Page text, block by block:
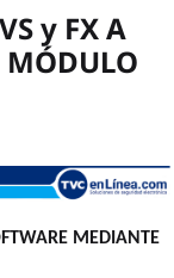
y FX A
MÓDULO
MEDIANTE